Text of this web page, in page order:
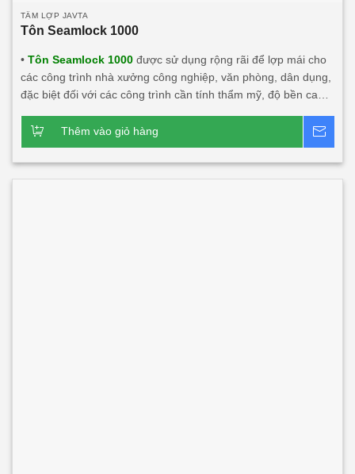
TẤM LỢP JAVTA
Tôn Seamlock 1000
• Tôn Seamlock 1000được sử dụng rộng rãi để lợp mái cho
các công trình nhà xưởng công nghiệp, văn phòng, dân dụng,
đặc biệt đối với các công trình cần tính thẩm mỹ, độ bền cao,
chất liệu khác có tính năng cách âm, cách nhiệt lớn. Sản
phẩm này rất phù hợp với các công trình đối tác nước ngoài
đầu tư tại Việt Nam.
Thêm vào giỏ hàng